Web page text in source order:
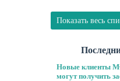
Показать весь
Новые клиенты
могут получить